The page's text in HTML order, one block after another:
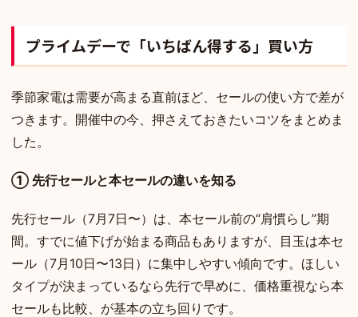
プライムデーで「いちばん得する」買い方
季節家電は需要が高まる直前ほど、セールの使い方で差が
つきます。開催中の今、押さえておきたいコツをまとめま
した。
① 先行セールと本セールの違いを知る
先行セール（7月7日〜）は、本セール前の“肩慣らし”期
間。すでに値下げが始まる商品もありますが、目玉は本セ
ール（7月10日〜13日）に集中しやすい傾向です。ほしい
タイプが決まっているなら先行で早めに、価格重視なら本
セールも比較、が基本の立ち回りです。